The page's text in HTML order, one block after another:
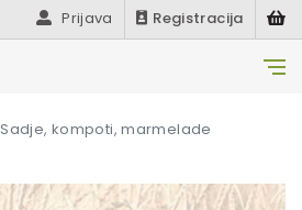
Prijava Registracija
Sadje, kompoti, marmelade